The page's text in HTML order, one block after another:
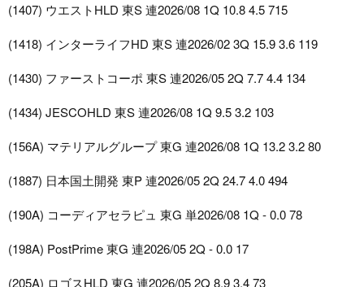
(1407) ウエストHLD 東S 連2026/08 1Q 10.8 4.5 715
(1418) インターライフHD 東S 連2026/02 3Q 15.9 3.6 119
(1430) ファーストコーポ 東S 連2026/05 2Q 7.7 4.4 134
(1434) JESCOHLD 東S 連2026/08 1Q 9.5 3.2 103
(156A) マテリアルグループ 東G 連2026/08 1Q 13.2 3.2 80
(1887) 日本国土開発 東P 連2026/05 2Q 24.7 4.0 494
(190A) コーディアセラピュ 東G 単2026/08 1Q - 0.0 78
(198A) PostPrime 東G 連2026/05 2Q - 0.0 17
(205A) ロゴスHLD 東G 連2026/05 2Q 8.9 3.4 73